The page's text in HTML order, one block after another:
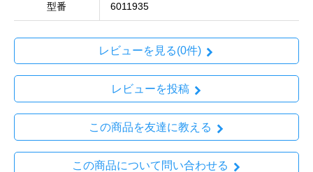
型番 6011935
レビューを見る(0件)
レビューを投稿
この商品を友達に教える
この商品について問い合わせる